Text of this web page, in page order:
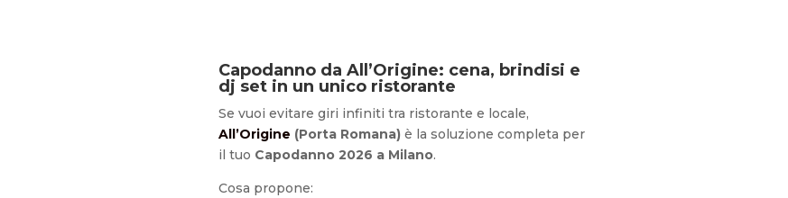
Capodanno da All’Origine: cena, brindisi e
dj set in un unico ristorante
Se vuoi evitare giri infiniti tra ristorante e locale,
All’Origine (Porta Romana)è la soluzione completa per
il tuo Capodanno 2026 a Milano.
Cosa propone: